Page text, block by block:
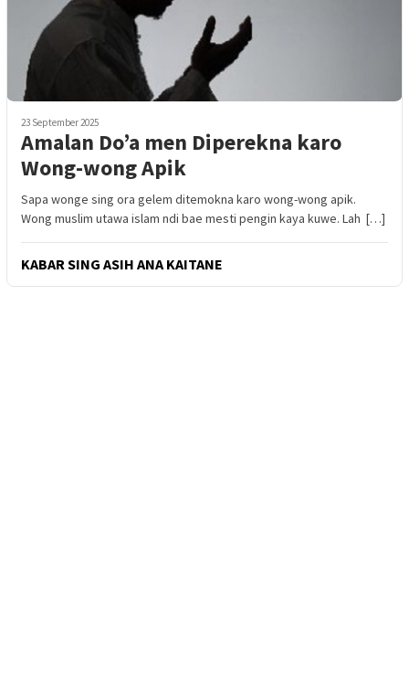
23 September 2025
Amalan Do’a men Diperekna karo
Wong-wong Apik
Sapa wonge sing ora gelem ditemokna karo wong-wong apik.
Wong muslim utawa islam ndi bae mesti pengin kaya kuwe. Lah […]
KABAR SING ASIH ANA KAITANE